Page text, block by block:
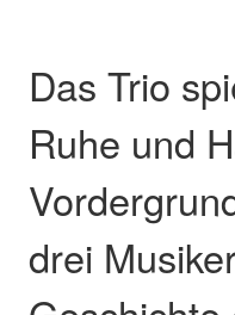
Das Trio
Ruhe und
drei